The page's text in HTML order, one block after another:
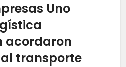
Uno
acordaron
transporte